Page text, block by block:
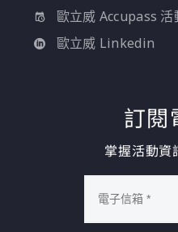
歐立威 Accupass 活
歐立威 Linkedin
訂閱
掌握活動資